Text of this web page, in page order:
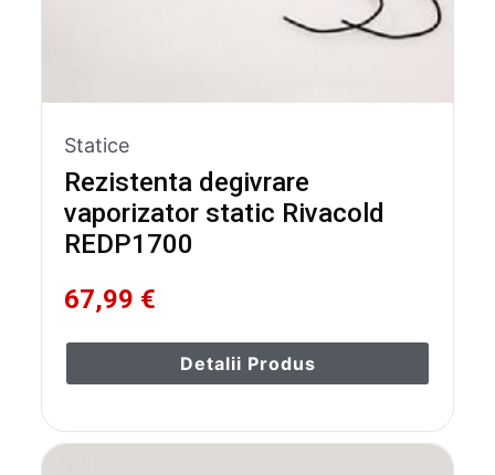
Statice
Rezistenta degivrare
vaporizator static Rivacold
REDP1700
67,99 €
Detalii Produs